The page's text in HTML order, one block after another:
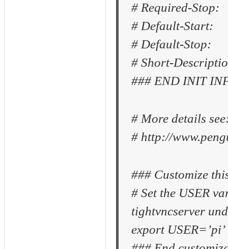
# Required-
# Default-Start:
# Default-Stop:
# Short-
### END INIT
# More details
# http://
### Customize
# Set the USER
tightvncserver
export USER=’pi’